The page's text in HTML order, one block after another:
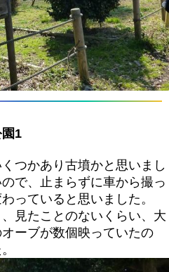
1
つかあり古墳かと思いまし
で、止まらずに車から撮っ
っていると思いました。
見たことのないくらい、大
ーブが数個映っていたの